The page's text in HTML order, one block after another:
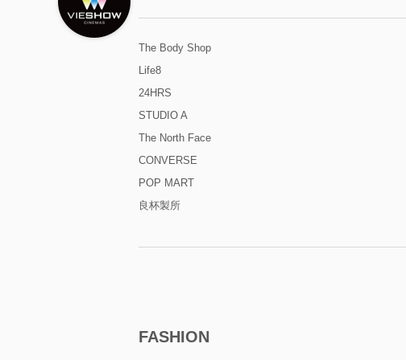
The Body Shop
Life8
24HRS
STUDIO A
The North Face
CONVERSE
POP MART
良杯製所
FASHION